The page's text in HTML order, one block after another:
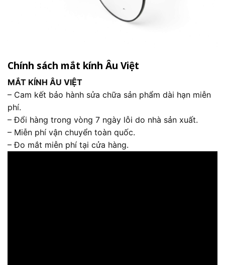
Chính sách mắt kính Âu Việt
MẮT KÍNH ÂU VIỆT
– Cam kết bảo hành sửa chữa sản phẩm dài hạn miễn
phí.
– Đổi hàng trong vòng 7 ngày lỗi do nhà sản xuất.
– Miễn phí vận chuyển toàn quốc.
– Đo mắt miễn phí tại cửa hàng.